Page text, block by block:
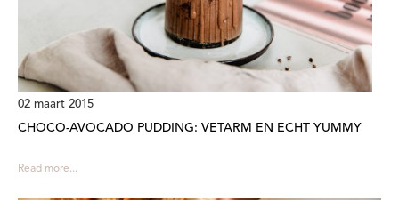
02 maart 2015
CHOCO-AVOCADO PUDDING: VETARM EN ECHT YUMMY
Read more...